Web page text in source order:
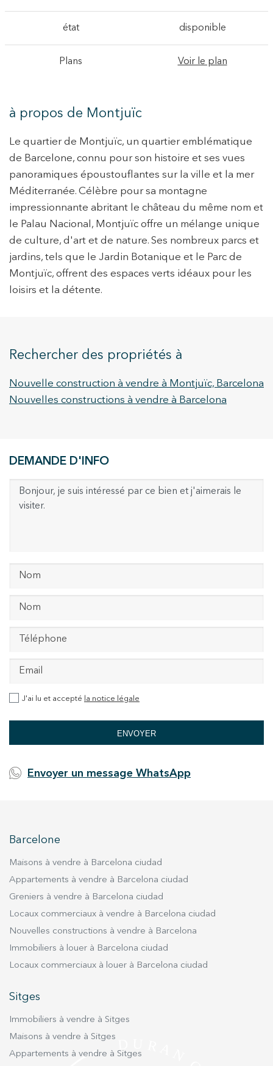
état disponible
Plans Voir le plan
à propos de Montjuïc
Le quartier de Montjuïc, un quartier emblématique
de Barcelone, connu pour son histoire et ses vues
panoramiques époustouflantes sur la ville et la mer
Méditerranée. Célèbre pour sa montagne
impressionnante abritant le château du même nom et
le Palau Nacional, Montjuïc offre un mélange unique
de culture, d'art et de nature. Ses nombreux parcs et
jardins, tels que le Jardin Botanique et le Parc de
Montjuïc, offrent des espaces verts idéaux pour les
loisirs et la détente.
Rechercher des propriétés à
Nouvelle construction à vendre à Montjuïc, Barcelona
Nouvelles constructions à vendre à Barcelona
DEMANDE D'INFO
J'ai lu et accepté la notice légale
ENVOYER
Envoyer un message WhatsApp
Barcelone
Maisons à vendre à Barcelona ciudad
Appartements à vendre à Barcelona ciudad
Greniers à vendre à Barcelona ciudad
Locaux commerciaux à vendre à Barcelona ciudad
Nouvelles constructions à vendre à Barcelona
Immobiliers à louer à Barcelona ciudad
Locaux commerciaux à louer à Barcelona ciudad
Sitges
Immobiliers à vendre à Sitges
Maisons à vendre à Sitges
Appartements à vendre à Sitges